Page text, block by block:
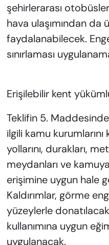
şehirlerarası
hava ulaşımından da
faydalanabilecek.
sınırlaması
Erişilebilir kent
Teklifin 5.
ilgili kamu kurumlarını
yollarını, durakları,
meydanları ve
erişimine uygun hale
Kaldırımlar, görme
yüzeylerle
kullanımına uygun
uygulanacak.